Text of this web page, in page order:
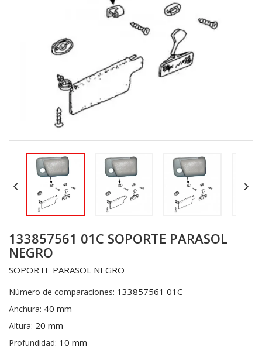
 
133857561 01C SOPORTE PARASOL
NEGRO
SOPORTE PARASOL NEGRO
Número de comparaciones: 133857561 01C
Anchura: 40 mm
Altura: 20 mm
Profundidad: 10 mm